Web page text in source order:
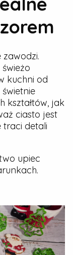
kuchni od
kształtów, jak
ciasto jest
traci detali
upiec